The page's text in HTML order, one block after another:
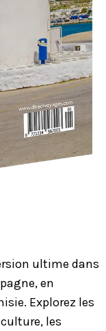
ultime dans
en
Explorez les
les